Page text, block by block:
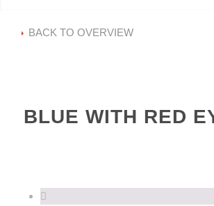
BACK TO OVERVIEW
BLUE WITH RED